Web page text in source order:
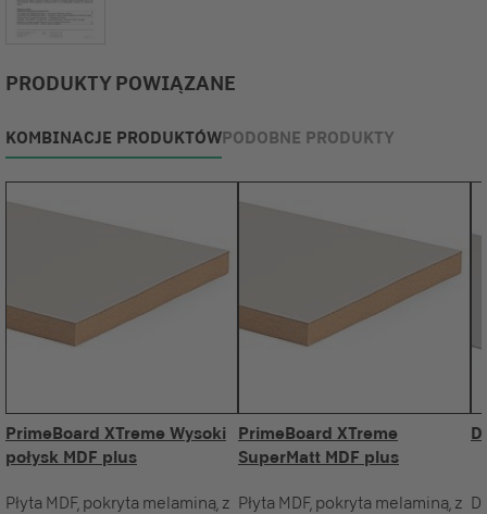
PRODUKTY POWIĄZANE
KOMBINACJE PRODUKTÓWPODOBNE PRODUKTY
PrimeBoard XTreme Wysoki
połysk MDF plus
Płyta MDF, pokryta melaminą, z
PrimeBoard XTreme
SuperMatt MDF plus
Płyta MDF, pokryta melaminą, z